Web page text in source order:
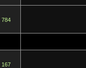
784
167